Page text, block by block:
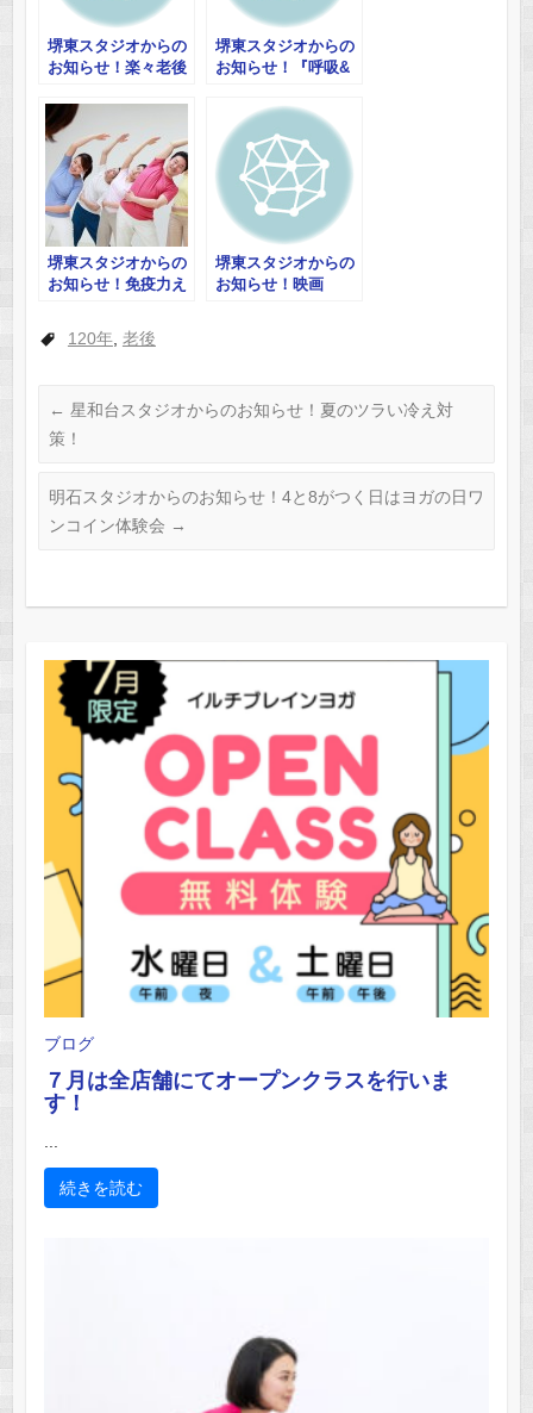
堺東スタジオからの
お知らせ！楽々老後
堺東スタジオからの
お知らせ！『呼吸&
付き！
堺東スタジオからの
お知らせ！免疫力え
ぶっとばせ！ 他
堺東スタジオからの
お知らせ！映画
120年, 老後
← 星和台スタジオからのお知らせ！夏のツラい冷え対
策！
明石スタジオからのお知らせ！4と8がつく日はヨガの日ワ
ンコイン体験会 →
ブログ
７月は全店舗にてオープンクラスを行いま
す！
続きを読む